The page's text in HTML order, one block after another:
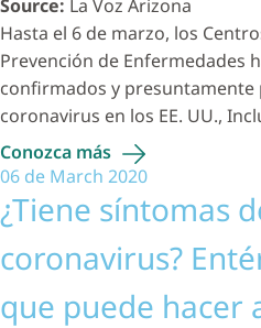
Source: La Voz Arizona
Hasta el 6 de marzo, los
Prevención de Enfermedades
confirmados y presuntamente
coronavirus en los EE. UU.,
Conozca más
06 de March 2020
¿Tiene síntomas
coronavirus?
que puede hacer